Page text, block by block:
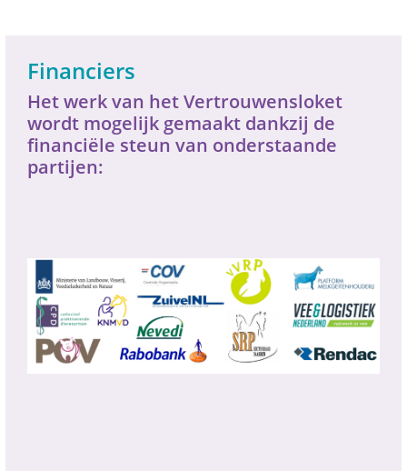
Financiers
Het werk van het Vertrouwensloket
wordt mogelijk gemaakt dankzij de
financiële steun van onderstaande
partijen: